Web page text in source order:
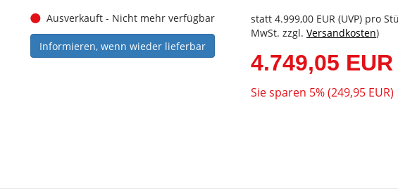
Ausverkauft - Nicht mehr verfügbar
Informieren, wenn wieder lieferbar
statt 4.999,00 EUR (UVP) pro
MwSt. zzgl. Versandkosten)
4.749,05 EUR
Sie sparen 5% (249,95 EUR)